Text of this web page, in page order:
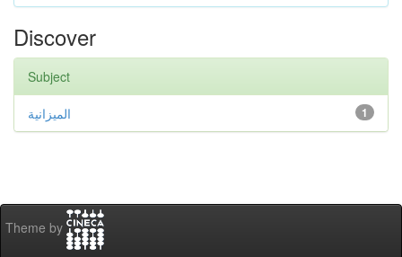
Discover
Subject
1 الميزانية
Theme by